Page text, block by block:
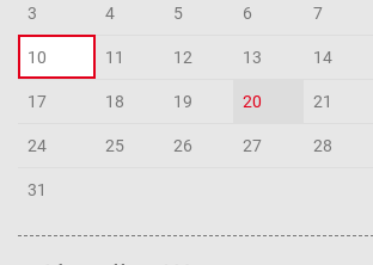
3 4 5 6 7
10 11 12 13 14
17 18 19 20 21
24 25 26 27 28
31